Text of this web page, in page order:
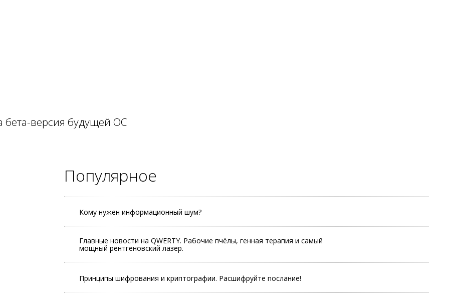
бета-версия будущей ОС
Популярное
Кому нужен информационный шум?
Главные новости на QWERTY. Рабочие пчёлы, генная терапия и самый
мощный рентгеновский лазер.
Принципы шифрования и криптографии. Расшифруйте послание!